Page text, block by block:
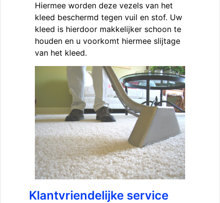
Hiermee worden deze vezels van het
kleed beschermd tegen vuil en stof. Uw
kleed is hierdoor makkelijker schoon te
houden en u voorkomt hiermee slijtage
van het kleed.
Klantvriendelijke service